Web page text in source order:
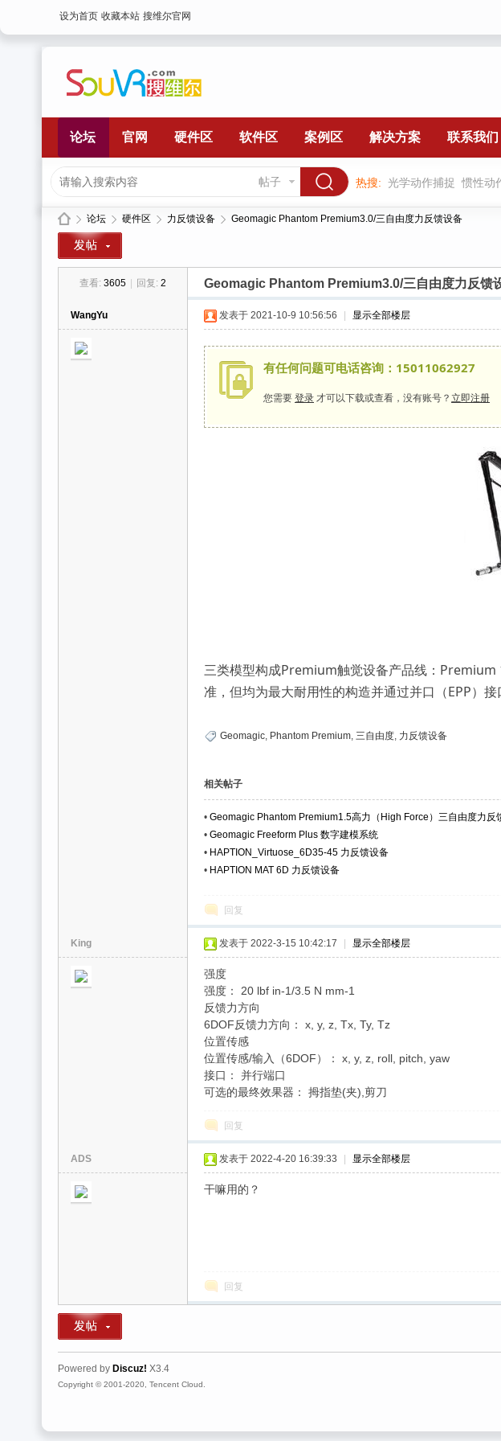
设为首页 收藏本站 搜维尔官网
论坛 官网 硬件区 软件区 案例区 解决方案 联系我们
帖子 热搜: 光学动作捕捉 惯性动
论坛
›
硬件区
›
力反馈设备
›
Geomagic Phantom Premium3.0/三自由度力反馈设备
查看: 3605 回复: 2 Geomagic Phantom Premium3.0/三自由度力反馈
WangYu 发表于 2021-10-9 10:56:56 显示全部楼层
有任何问题可电话咨询：15011062927
您需要登录才可以下载或查看，没有账号？立即注册
三类模型构成Premium触觉设备产品线：
准，但均为最大耐用性的构造并通过并口（EPP）接
Geomagic, Phantom Premium, 三自由度, 力反馈设备
相关帖子
• Geomagic Phantom Premium1.5高力（High Force）三自由度力反
• Geomagic Freeform Plus 数字建模系统
• HAPTION_Virtuose_6D35-45 力反馈设备
• HAPTION MAT 6D 力反馈设备
回复
King 发表于 2022-3-15 10:42:17 显示全部楼层
强度
强度： 20 lbf in-1/3.5 N mm-1
反馈力方向
6DOF反馈力方向： x, y, z, Tx, Ty, Tz
位置传感
位置传感/输入（6DOF）： x, y, z, roll, pitch, yaw
接口： 并行端口
可选的最终效果器： 拇指垫(夹),剪刀
回复
ADS 发表于 2022-4-20 16:39:33 显示全部楼层
干嘛用的？
回复
Powered by Discuz! X3.4
Copyright © 2001-2020, Tencent Cloud.